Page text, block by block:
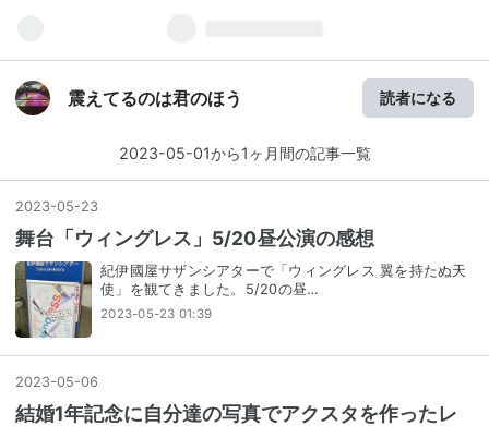
震えてるのは君のほう 読者になる
2023-05-01から1ヶ月間の記事一覧
2023-05-23
舞台「ウィングレス」5/20昼公演の感想
紀伊國屋サザンシアターで「ウィングレス 翼を持たぬ天
使」を観てきました。5/20の昼…
2023-05-23 01:39
2023-05-06
結婚1年記念に自分達の写真でアクスタを作ったレ